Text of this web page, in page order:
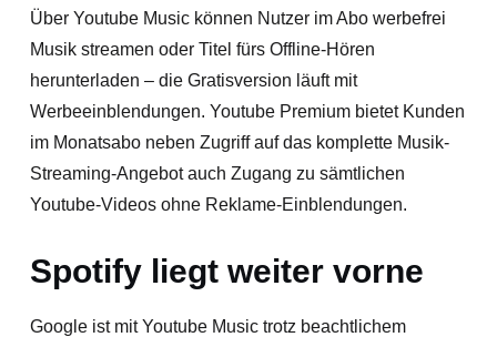
Über Youtube Music können Nutzer im Abo werbefrei
Musik streamen oder Titel fürs Offline-Hören
herunterladen – die Gratisversion läuft mit
Werbeeinblendungen. Youtube Premium bietet Kunden
im Monatsabo neben Zugriff auf das komplette Musik-
Streaming-Angebot auch Zugang zu sämtlichen
Youtube-Videos ohne Reklame-Einblendungen.
Spotify liegt weiter vorne
Google ist mit Youtube Music trotz beachtlichem